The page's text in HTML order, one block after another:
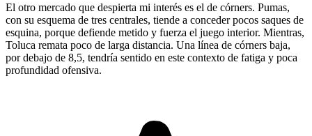
El otro mercado que despierta mi interés es el de córners. Pumas,
con su esquema de tres centrales, tiende a conceder pocos saques de
esquina, porque defiende metido y fuerza el juego interior. Mientras,
Toluca remata poco de larga distancia. Una línea de córners baja,
por debajo de 8,5, tendría sentido en este contexto de fatiga y poca
profundidad ofensiva.